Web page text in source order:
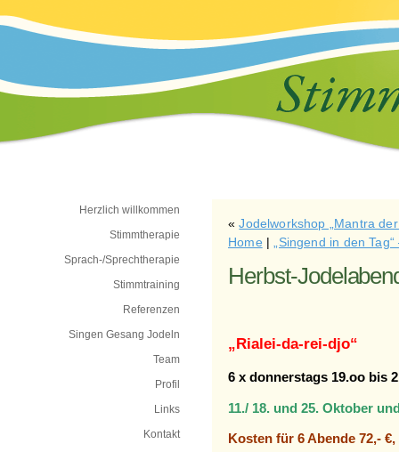
Herzlich willkommen
Stimmtherapie
Sprach-/Sprechtherapie
Stimmtraining
Referenzen
Singen Gesang Jodeln
Team
Profil
Links
Kontakt
«Jodelworkshop „Mantra
Home | „Singend in den
Herbst-
„Rialei-da-rei-djo“
6 x donnerstags 19.oo bis
11./ 18. und 25. Oktober
Kosten für 6 Abende 72,-